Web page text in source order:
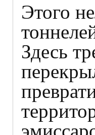
Этого
Здесь